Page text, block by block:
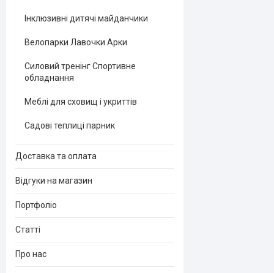
Інклюзивні дитячі майданчики
Велопарки Лавочки Арки
Силовий тренінг Спортивне
обладнання
Меблі для сховищ і укриттів
Садові теплиці парник
Доставка та оплата
Відгуки на магазин
Портфоліо
Статті
Про нас